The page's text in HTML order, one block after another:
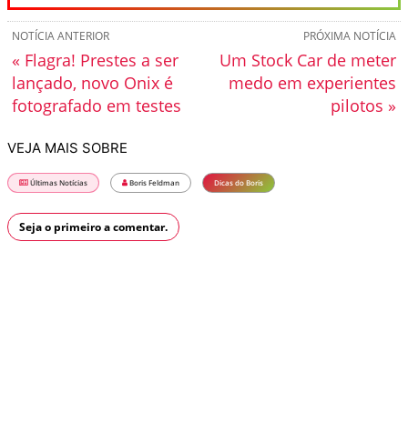
PRÓXIMA NOTÍCIA
Um Stock Car de meter
medo em experientes
pilotos »
NOTÍCIA ANTERIOR
« Flagra! Prestes a ser
lançado, novo Onix é
fotografado em testes
VEJA MAIS SOBRE
Últimas Notícias Boris Feldman Dicas do Boris
Seja o primeiro a comentar.